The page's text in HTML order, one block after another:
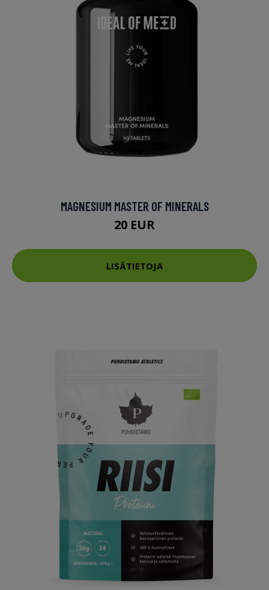
MAGNESIUM MASTER OF MINERALS
20 EUR
LISÄTIETOJA